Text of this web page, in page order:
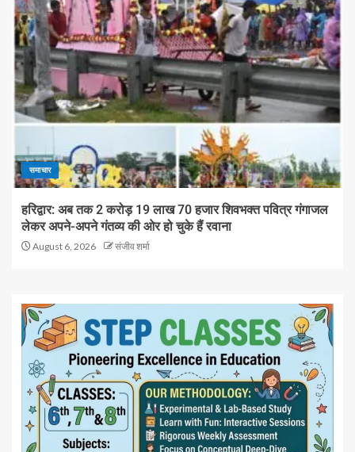
समाचार
हरिद्वार: अब तक 2 करोड़ 19 लाख 70 हजार शिवभक्त पवित्र गंगाजल
लेकर अपने-अपने गंतव्य की ओर हो चुके हैं रवाना
August 6, 2026 संजीव शर्मा